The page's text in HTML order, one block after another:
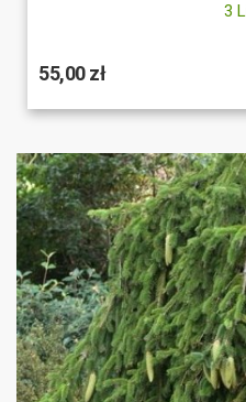
3
55,00 zł